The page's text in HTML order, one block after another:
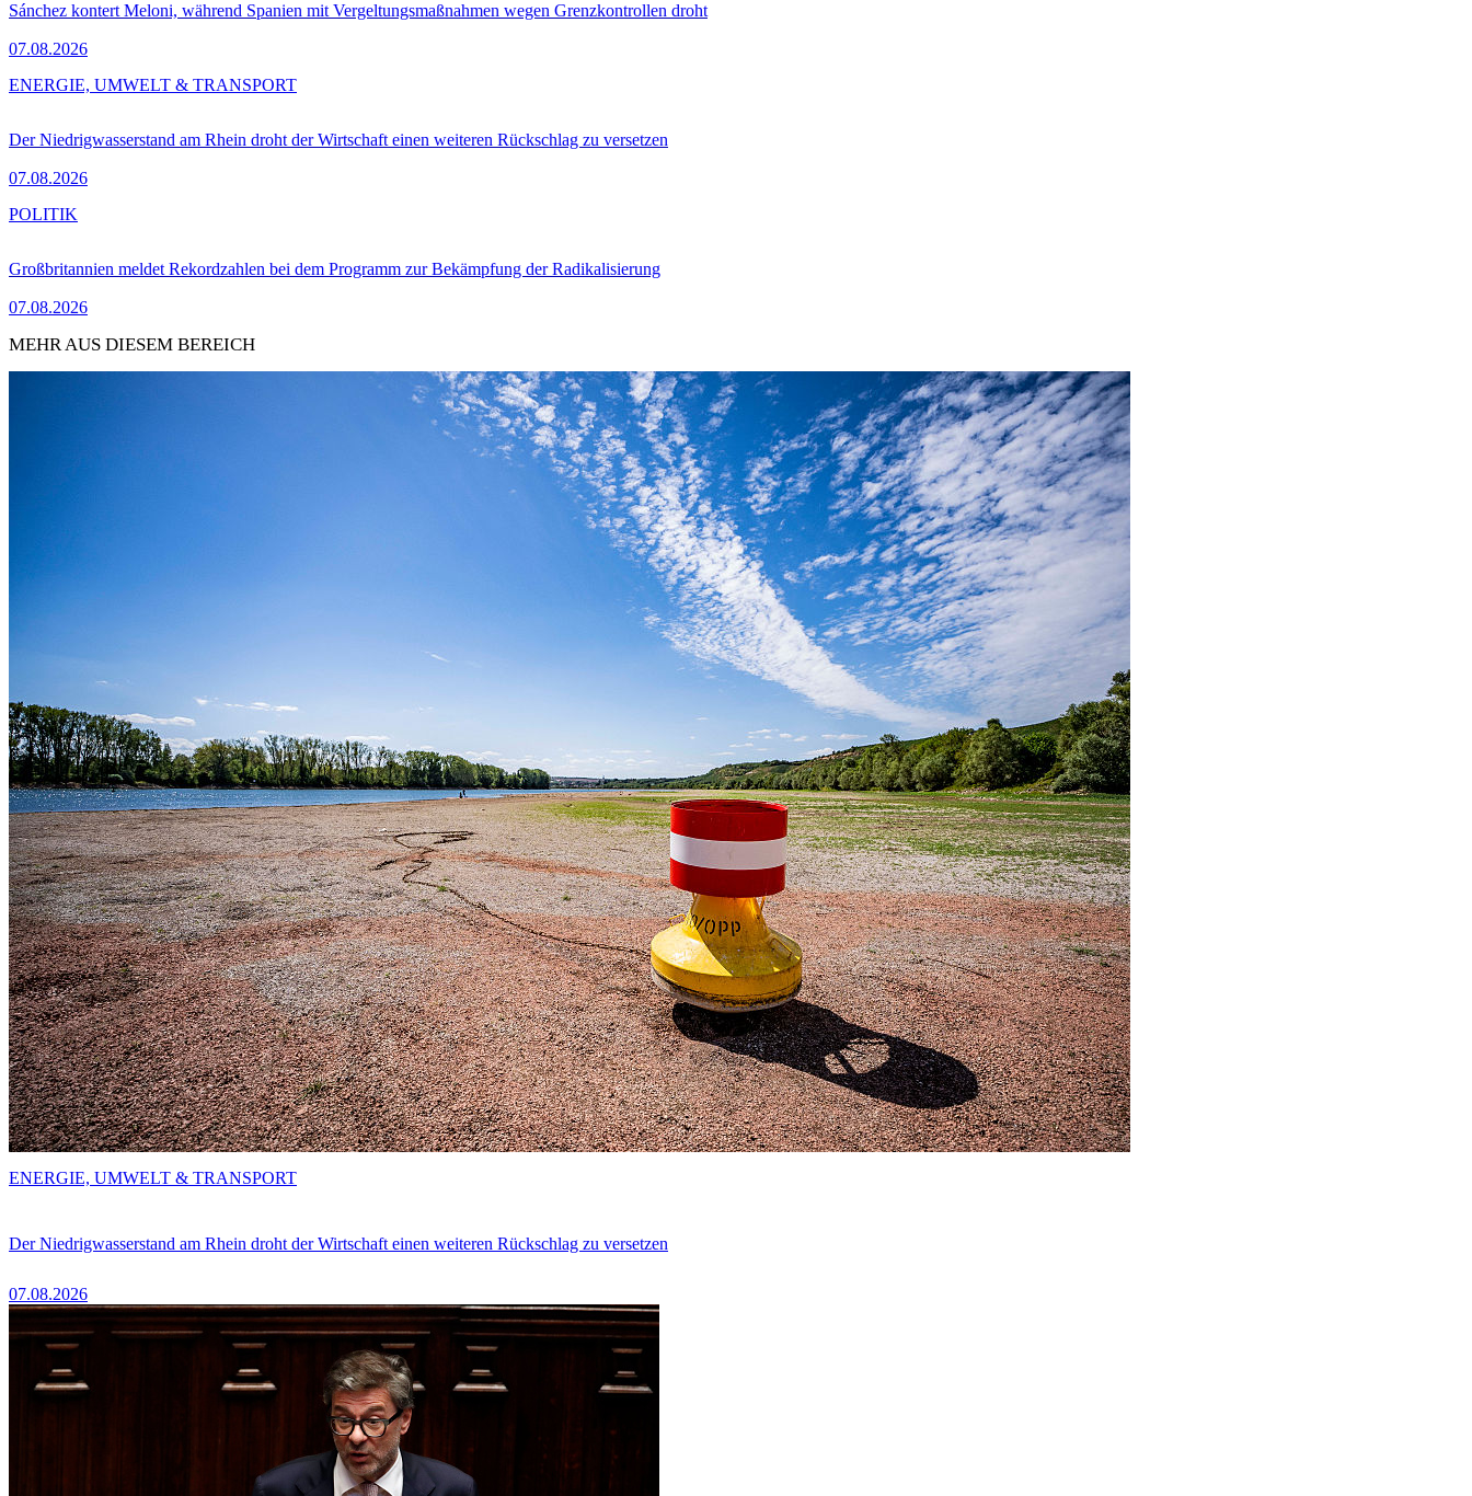
Sánchez kontert Meloni, während Spanien mit Vergeltungsmaßnahmen wegen Grenzkontrollen droht
07.08.2026
Der Niedrigwasserstand am Rhein droht der Wirtschaft einen weiteren Rückschlag zu versetzen
07.08.2026
ENERGIE, UMWELT & TRANSPORT
Großbritannien meldet Rekordzahlen bei dem Programm zur Bekämpfung der Radikalisierung
07.08.2026
POLITIK
MEHR AUS DIESEM BEREICH
Der Niedrigwasserstand am Rhein droht der Wirtschaft einen weiteren Rückschlag zu versetzen
07.08.2026
ENERGIE, UMWELT & TRANSPORT